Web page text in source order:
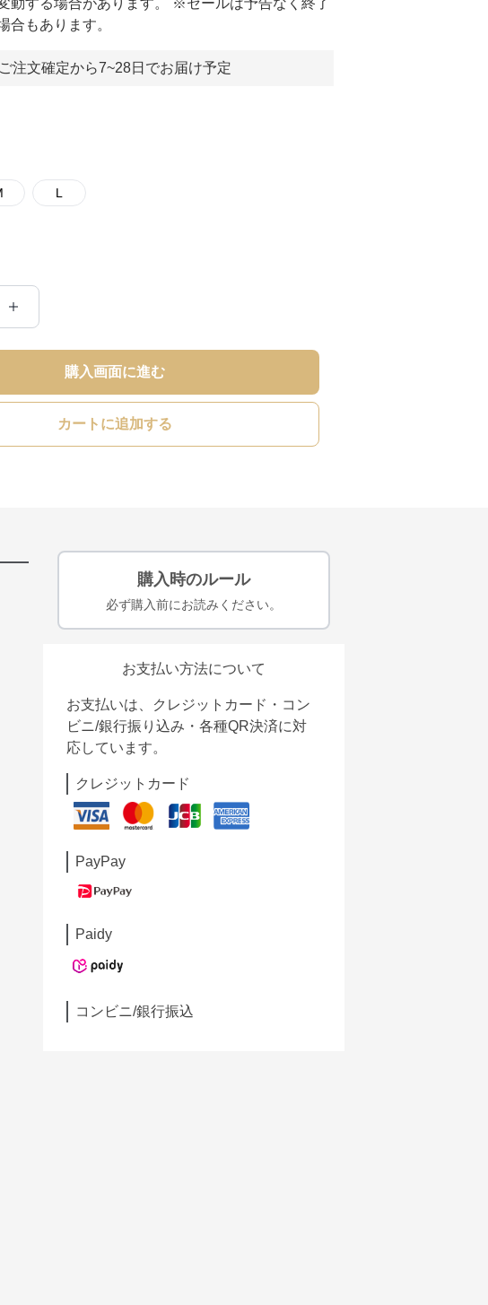
動する場合があります。 ※セールは予告なく終了
合もあります。
ご注文確定から7~28日でお届け予定
L
購入画面に進む
カートに追加する
購入時のルール
必ず購入前にお読みください。
お支払い方法について
お支払いは、クレジットカード・コン
ビニ/銀行振り込み・各種QR決済に対
応しています。
クレジットカード
PayPay
Paidy
コンビニ/銀行振込